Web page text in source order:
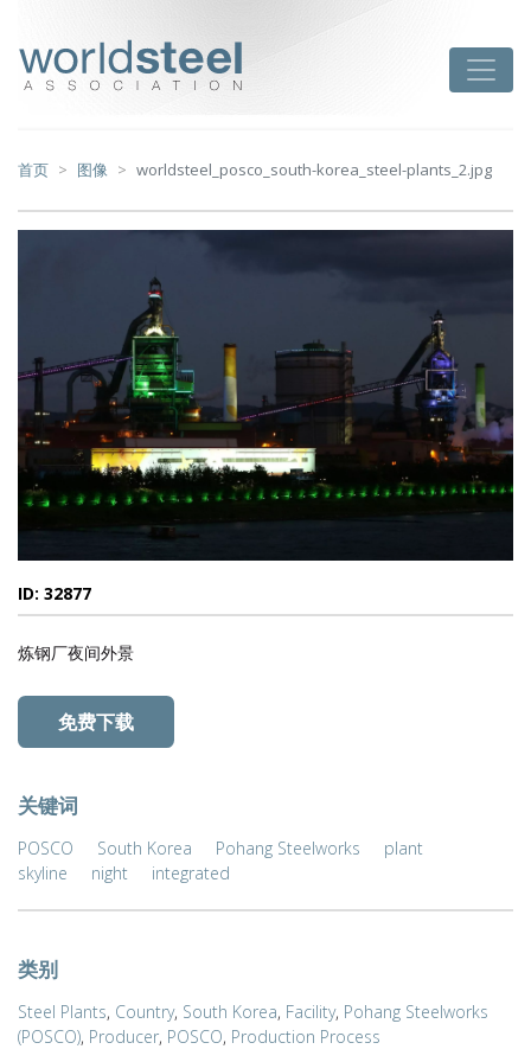
首页 图像 worldsteel_posco_south-korea_steel-plants_2.jpg
ID: 32877
炼钢厂夜间外景
免费下载
关键词
POSCO South Korea Pohang Steelworks
plant
skyline
night integrated
类别
Steel Plants, Country, South Korea, Facility, Pohang Steelworks
(POSCO), Producer, POSCO, Production Process